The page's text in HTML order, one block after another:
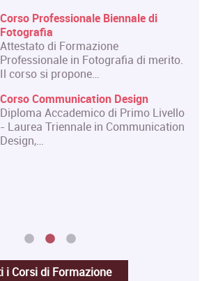
Eventi dell'Arte e dello Spettacolo
Il Master rilascia un Diploma in
Organizzazione degli Eventi dell'Arte
e dello…
Master in Gestione e Innovazione
delle Attività Museali
Il Master in Gestione e Innovazione
delle Attività Museali rilascia un
Diploma in…
i Corsi di Formazione